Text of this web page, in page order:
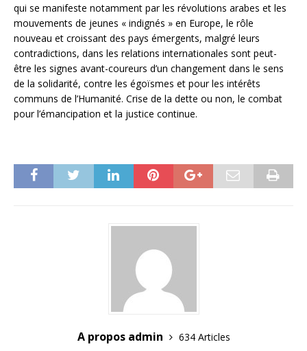
qui se manifeste notamment par les révolutions arabes et les
mouvements de jeunes « indignés » en Europe, le rôle
nouveau et croissant des pays émergents, malgré leurs
contradictions, dans les relations internationales sont peut-
être les signes avant-coureurs d’un changement dans le sens
de la solidarité, contre les égoïsmes et pour les intérêts
communs de l’Humanité. Crise de la dette ou non, le combat
pour l’émancipation et la justice continue.
A propos admin
634 Articles